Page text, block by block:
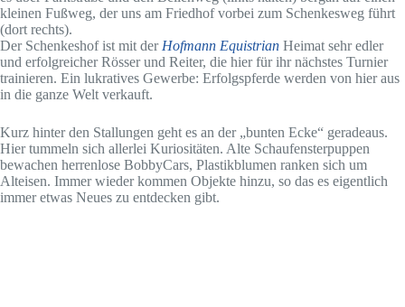
kleinen Fußweg, der uns am Friedhof vorbei zum Schenkesweg führt
(dort rechts).
Der Schenkeshof ist mit der Hofmann Equistrian Heimat sehr edler
und erfolgreicher Rösser und Reiter, die hier für ihr nächstes Turnier
trainieren. Ein lukratives Gewerbe: Erfolgspferde werden von hier aus
in die ganze Welt verkauft.
Kurz hinter den Stallungen geht es an der „bunten Ecke“ geradeaus.
Hier tummeln sich allerlei Kuriositäten. Alte Schaufensterpuppen
bewachen herrenlose BobbyCars, Plastikblumen ranken sich um
Alteisen. Immer wieder kommen Objekte hinzu, so das es eigentlich
immer etwas Neues zu entdecken gibt.